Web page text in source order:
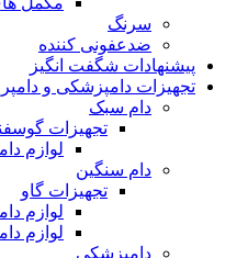
سرنگ
ضدعفونی کننده
پیشنهادات شگفت انگیز
تجهیزات دامپزشکی و
دام سبک
تجهیزات
لوازم
دام سنگین
تجهیزات گاو
لوازم
لوازم
دامپزشکی